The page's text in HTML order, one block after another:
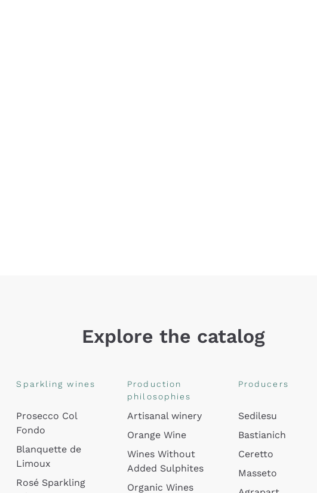
Explore the catalog
Sparkling wines
Prosecco Col
Fondo
Blanquette de
Limoux
Rosé Sparkling
Production
philosophies
Artisanal winery
Orange Wine
Wines Without
Added Sulphites
Organic Wines
Producers
Sedilesu
Bastianich
Ceretto
Masseto